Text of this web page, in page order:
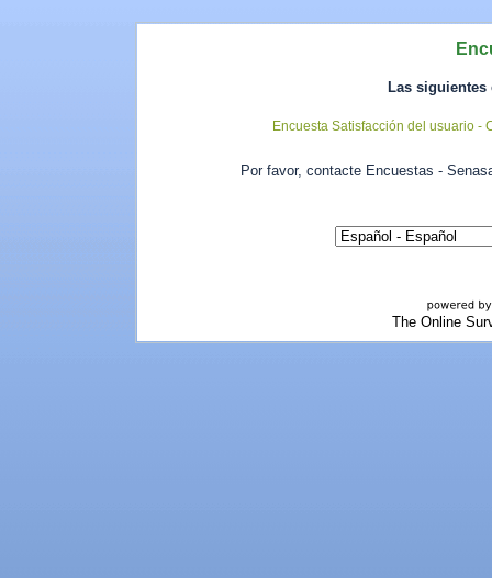
Las
Encuesta Satisfacción del usuario
Por favor, contacte Encuestas -
The Online